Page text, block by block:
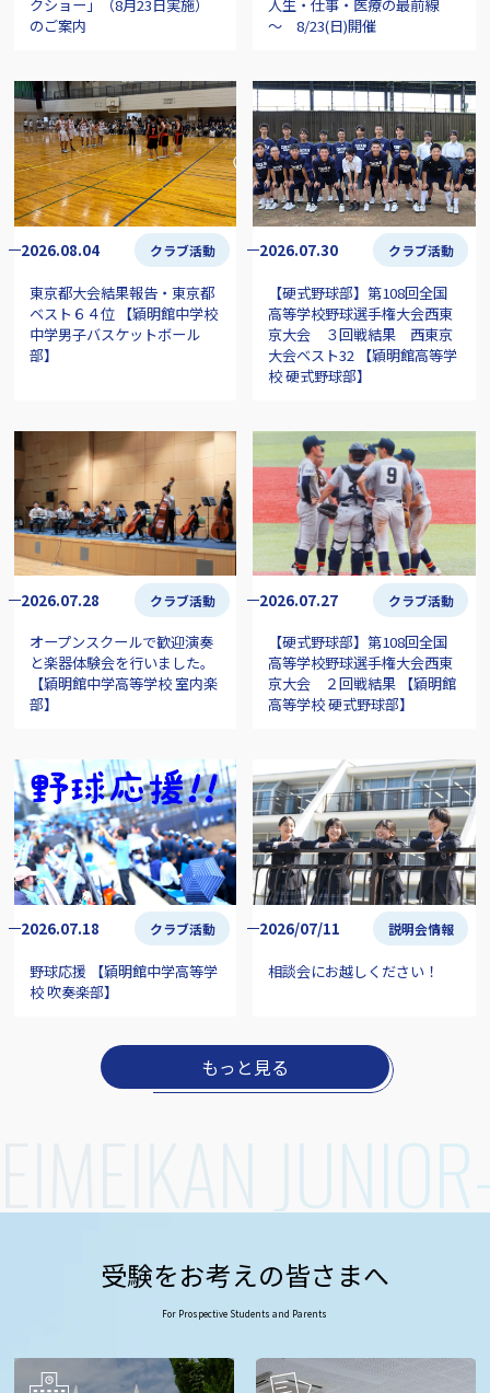
クショー」（8月23日実施）
のご案内
人生・仕事・医療の最前線
～ 8/23(日)開催
2026.08.04 クラブ活動
東京都大会結果報告・東京都
ベスト６４位 【穎明館中学校
中学男子バスケットボール
部】
2026.07.30 クラブ活動
【硬式野球部】第108回全国
高等学校野球選手権大会西東
京大会 ３回戦結果 西東京
大会ベスト32 【穎明館高等学
校 硬式野球部】
2026.07.28 クラブ活動
オープンスクールで歓迎演奏
と楽器体験会を行いました。
【穎明館中学高等学校 室内楽
部】
2026.07.27 クラブ活動
【硬式野球部】第108回全国
高等学校野球選手権大会西東
京大会 ２回戦結果 【穎明館
高等学校 硬式野球部】
2026.07.18 クラブ活動
野球応援 【穎明館中学高等学
校 吹奏楽部】
2026/07/11 説明会情報
相談会にお越しください！
もっと見る
EIMEIKAN
受験をお考えの皆さまへ
For Prospective Students and Parents